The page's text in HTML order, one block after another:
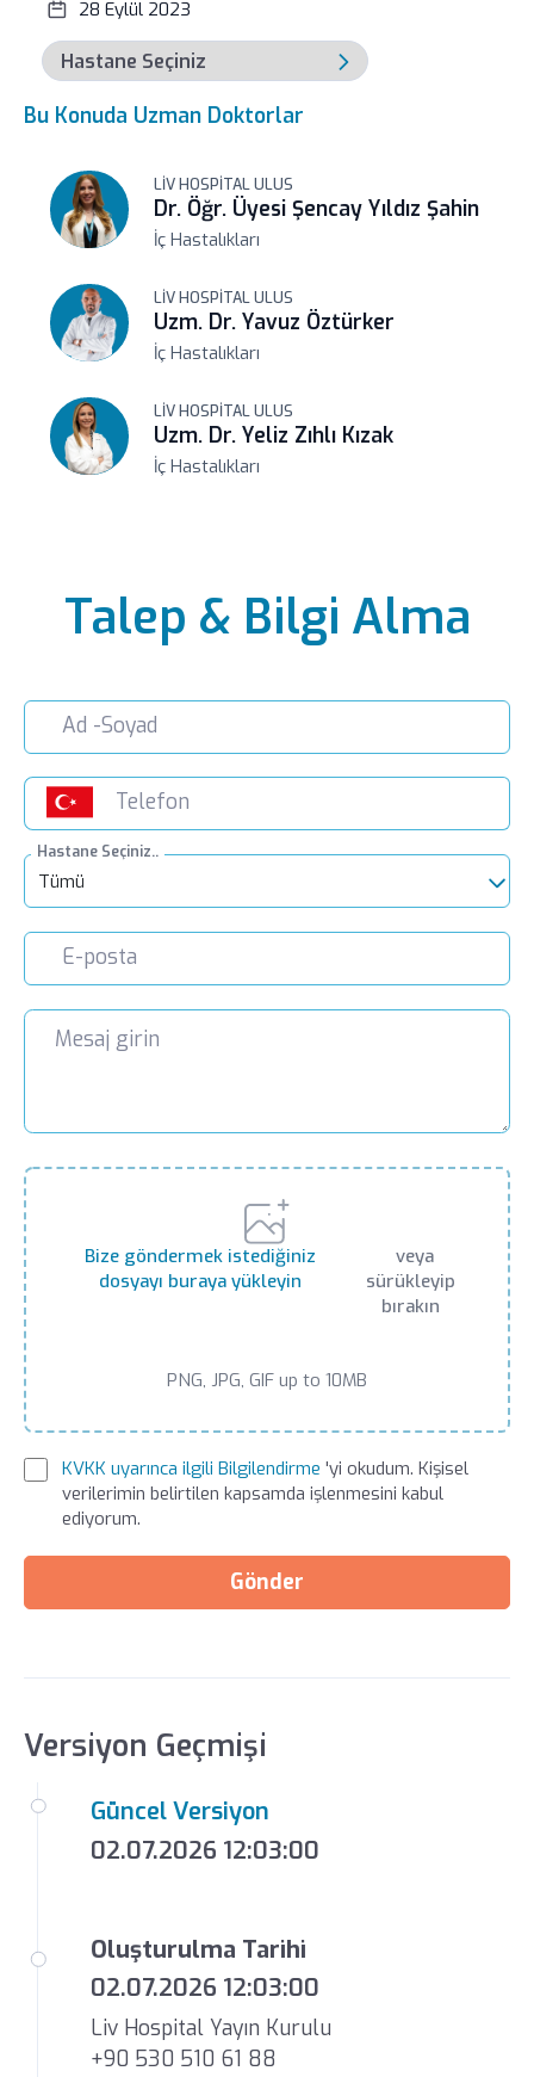
28 Eylül 2023
Bu Konuda Uzman Doktorlar
LIV HOSPITAL ULUS
Dr. Öğr. Üyesi Şencay Yıldız Şahin
İç Hastalıkları
LIV HOSPITAL ULUS
Uzm. Dr. Yavuz Öztürker
İç Hastalıkları
LIV HOSPITAL ULUS
Uzm. Dr. Yeliz Zıhlı Kızak
İç Hastalıkları
LIV HOSPITAL VADISTANBUL
LIV HOSPITAL BAHÇEŞEHIR
Uzm. Dr. Abdulvahap Doğan
İç Hastalıkları
İç Hastalıkları
Talep & Bilgi Alma
Hastane Seçiniz..
Tümü
Bize göndermek istediğiniz
dosyayı buraya yükleyin
veya
sürükleyip
bırakın
PNG, JPG, GIF up to 10MB
KVKK uyarınca ilgili Bilgilendirme 'yi okudum. Kişisel
verilerimin belirtilen kapsamda işlenmesini kabul
ediyorum.
Gönder
Versiyon Geçmişi
Güncel Versiyon
02.07.2026 12:03:00
Oluşturulma Tarihi
02.07.2026 12:03:00
Liv Hospital Yayın Kurulu
+90 530 510 61 88